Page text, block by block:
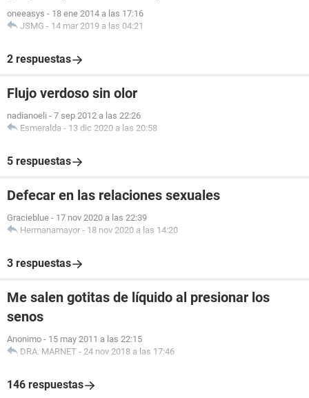
oneeasys - 18 ene 2014 a las 17:16
JSMG - 14 mar 2019 a las 04:21
2 respuestas
Flujo verdoso sin olor
nadianoeli - 7 sep 2012 a las 22:26
Esmeralda - 13 dic 2020 a las 20:58
5 respuestas
Defecar en las relaciones sexuales
Gracieblue - 17 nov 2020 a las 22:39
Hermanamayor - 18 nov 2020 a las 14:20
3 respuestas
Me salen gotitas de líquido al presionar los
senos
Anonimo - 15 may 2011 a las 22:15
DRA. MARNET - 24 nov 2018 a las 17:46
146 respuestas